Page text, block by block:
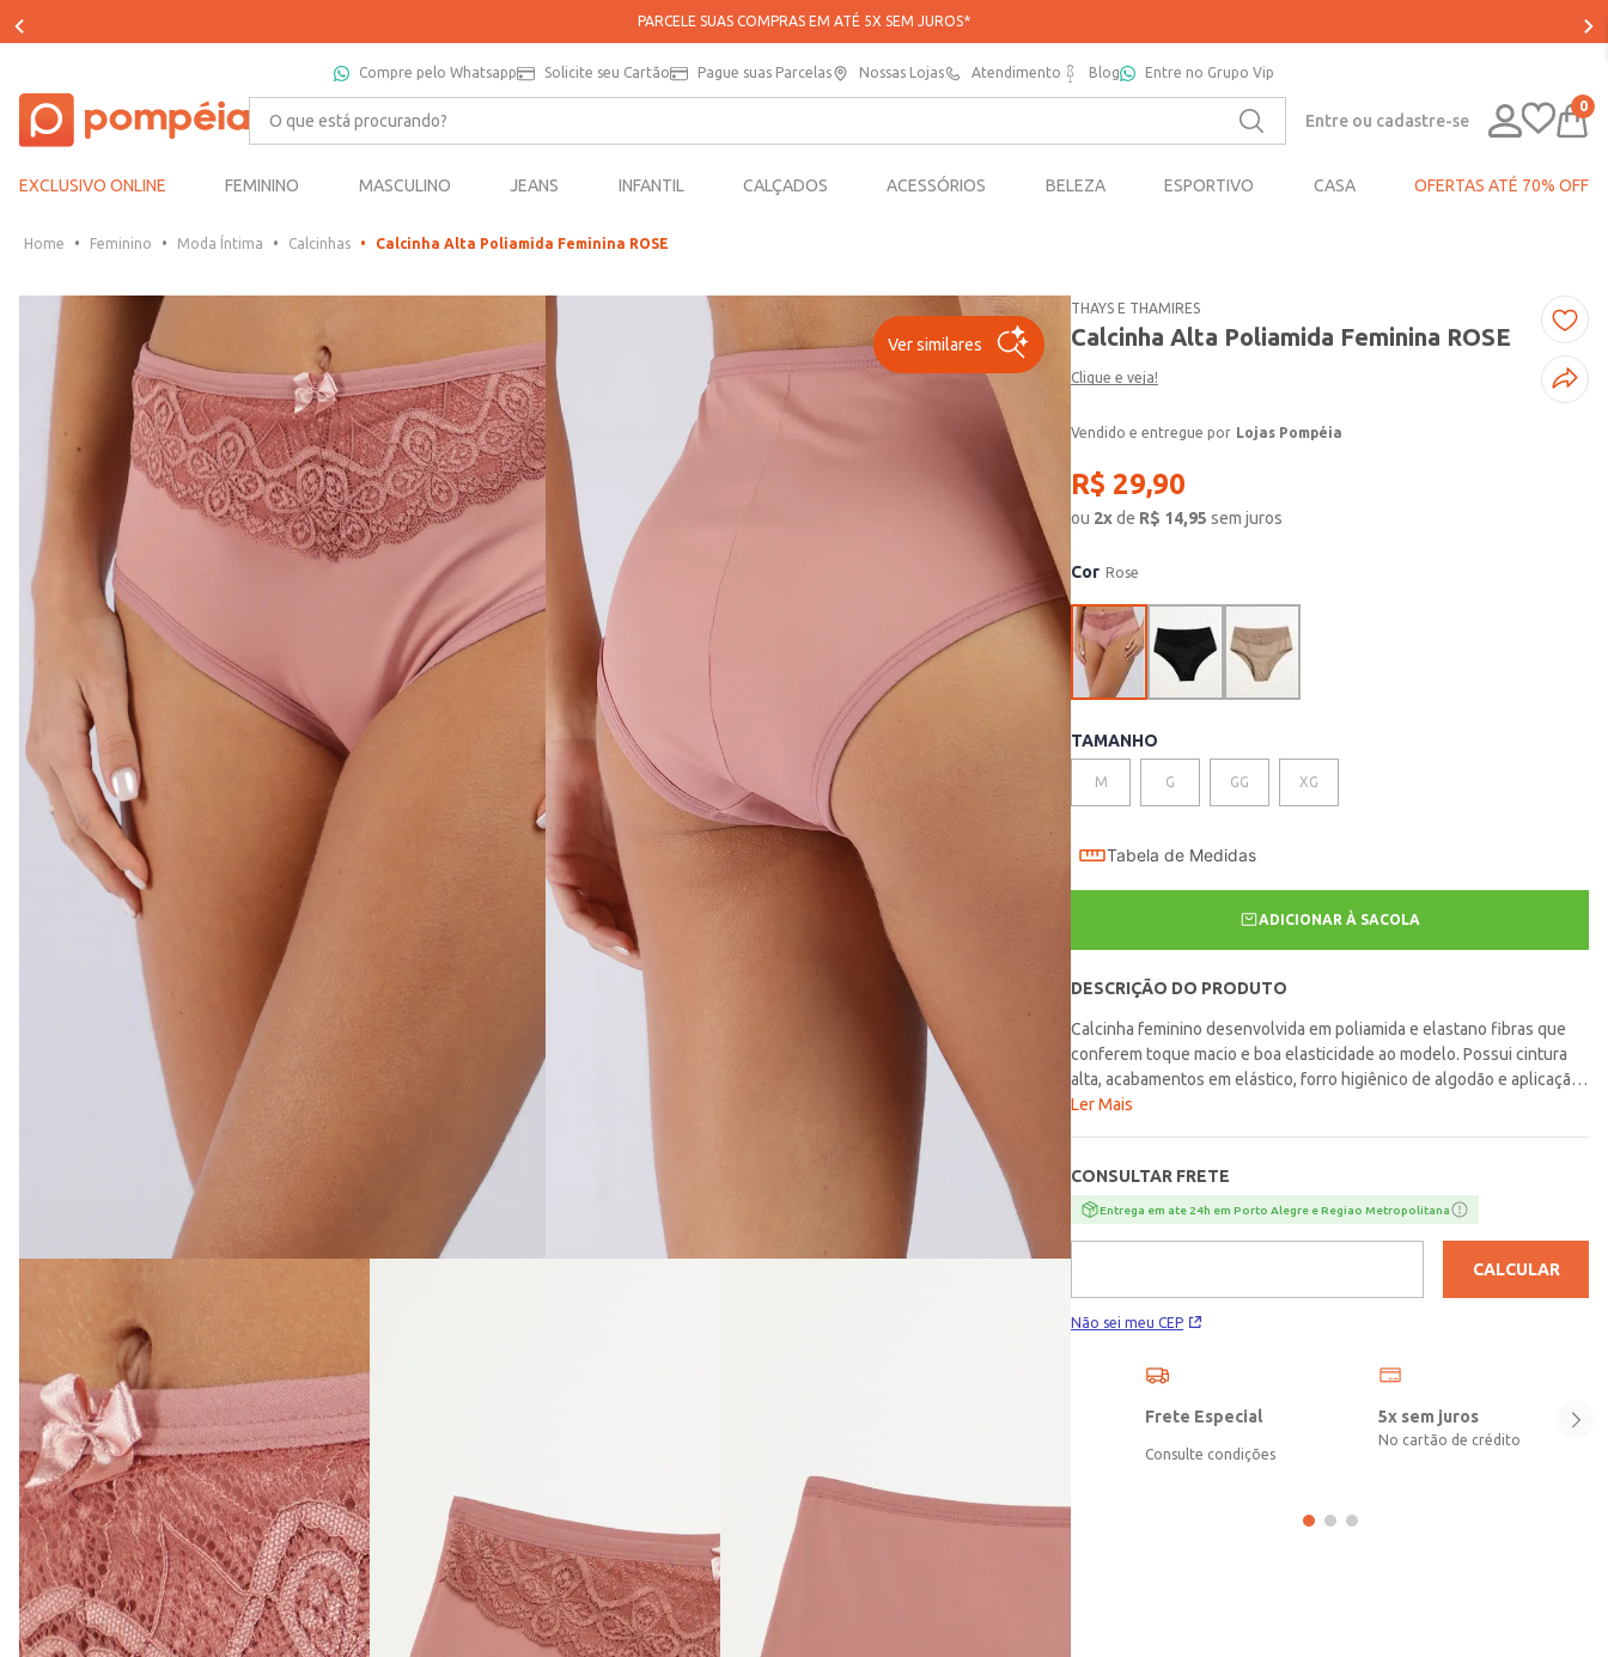
APROVEITE 20% OFF NA SUA PRIMEIRA COMPRA NO APP*
Compre pelo Whatsapp Solicite seu Cartão Pague suas Parcelas Nossas Lojas Atendimento Blog Entre no Grupo Vip
O que está procurando?
Entre ou cadastre-se
0
EXCLUSIVO ONLINE FEMININO MASCULINO JEANS INFANTIL CALÇADOS ACESSÓRIOS BELEZA ESPORTIVO CASA OFERTAS ATÉ 70% OFF
Feminino Moda Íntima Calcinhas Calcinha Alta Poliamida Feminina ROSE
Ver similares
THAYS E THAMIRES
Calcinha Alta Poliamida Feminina ROSE
Clique e veja!
Lojas Pompéia
R$ 29,90
ou 2xde R$ 14,95 sem juros
Cor Rose
TAMANHO
M G GG XG
Tabela de Medidas
ADICIONAR À SACOLA
DESCRIÇÃO DO PRODUTO
Calcinha feminino desenvolvida em poliamida e elastano fibras que
conferem toque macio e boa elasticidade ao modelo. Possui cintura
alta, acabamentos em elástico, forro higiênico de algodão e aplicação
de renda na parte frontal. A calcinha perfeita para transmitir
Ler Mais
CONSULTAR FRETE
Entrega em ate 24h em Porto Alegre e Regiao Metropolitana
Não sei meu CEP
CALCULAR
Frete Especial
Consulte condições
5x sem juros
No cartão de crédito